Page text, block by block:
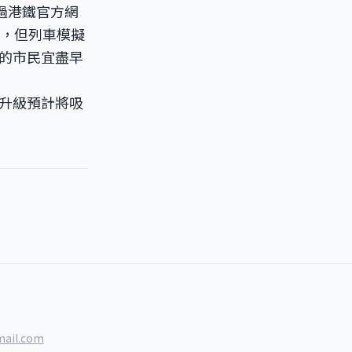
港鐵官方網
但列車模擬
市民宜盡早
級預計將吸